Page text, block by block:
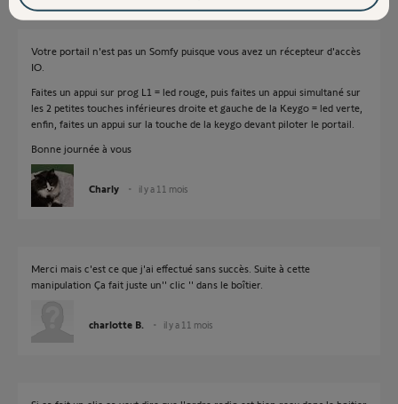
Votre portail n'est pas un Somfy puisque vous avez un récepteur d'accès
IO.
Faites un appui sur prog L1 = led rouge, puis faites un appui simultané sur
les 2 petites touches inférieures droite et gauche de la Keygo = led verte,
enfin, faites un appui sur la touche de la keygo devant piloter le portail.
Bonne journée à vous
Charly il y a 11 mois
Merci mais c'est ce que j'ai effectué sans succès. Suite à cette
manipulation Ça fait juste un'' clic '' dans le boîtier.
charlotte B. il y a 11 mois